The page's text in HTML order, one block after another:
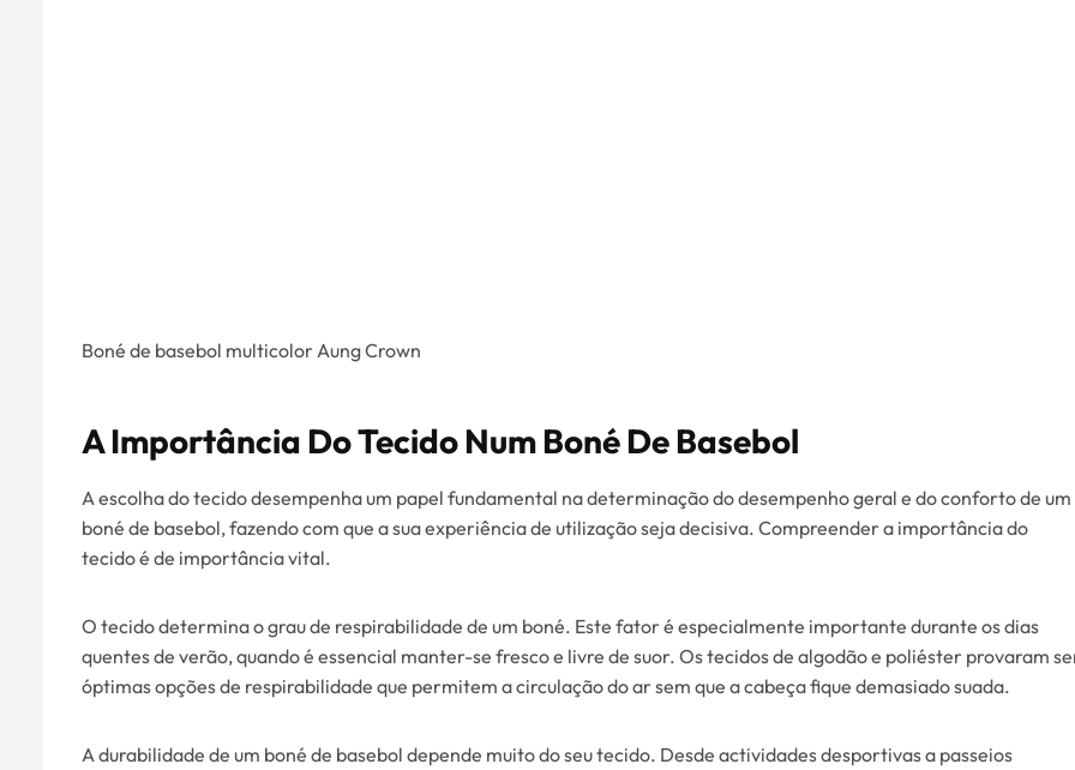
Boné de basebol multicolor Aung Crown
A Importância Do Tecido Num Boné De Basebol
A escolha do tecido desempenha um papel fundamental na determinação do desempenho geral e do conforto de um
boné de basebol, fazendo com que a sua experiência de utilização seja decisiva. Compreender a importância do
tecido é de importância vital.
O tecido determina o grau de respirabilidade de um boné. Este fator é especialmente importante durante os dias
quentes de verão, quando é essencial manter-se fresco e livre de suor. Os tecidos de algodão e poliéster provaram
óptimas opções de respirabilidade que permitem a circulação do ar sem que a cabeça fique demasiado suada.
A durabilidade de um boné de basebol depende muito do seu tecido. Desde actividades desportivas a passeios